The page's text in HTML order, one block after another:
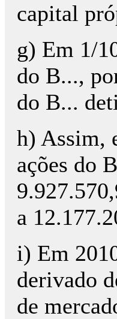
capital
g) Em 1/
do B...,
do B...
h) Assim,
ações do
a
i) Em
derivado
de